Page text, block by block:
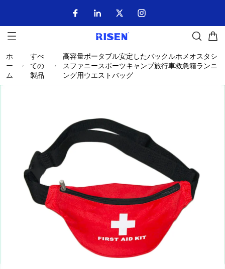
ホ
ー
ム
すべ
ての
製品
高容量ポータブル安定したバックルホメオスタシ
スファニースポーツキャンプ旅行車救急箱ランニ
ング用ウエストバッグ